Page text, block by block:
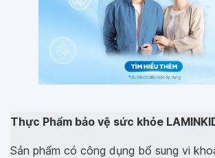
Thực Phẩm bảo vệ sức khỏe
Sản phẩm có công dụng bổ sung vi